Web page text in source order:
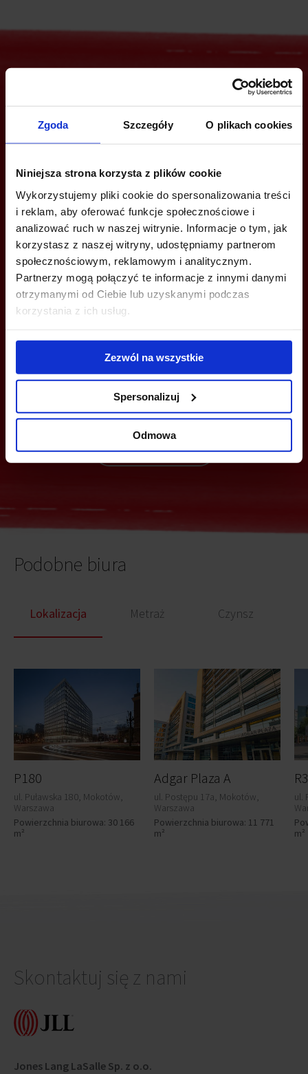
Zgoda Szczegóły O plikach cookies
Niniejsza strona korzysta z plików cookie
Wykorzystujemy pliki cookie do spersonalizowania treści
i reklam, aby oferować funkcje społecznościowe i
analizować ruch w naszej witrynie. Informacje o tym, jak
korzystasz z naszej witryny, udostępniamy partnerom
społecznościowym, reklamowym i analitycznym.
Partnerzy mogą połączyć te informacje z innymi danymi
otrzymanymi od Ciebie lub uzyskanymi podczas
korzystania z ich usług.
Zezwól na wszystkie
Spersonalizuj
Odmowa
Jesteś zainteresowany tą ofertą?
+48 22 167 04 00
info@bazabiur.pl
MOŻESZ TEŻ ZOSTAWIĆ SWÓJ NUMER, A MY SKONTAKTUJEMY SIĘ
Wyślij
Podobne biura
Lokalizacja Metraż Czynsz
P180
ul. Puławska 180, Mokotów,
Warszawa
Powierzchnia biurowa: 30 166
m²
Adgar Plaza A
ul. Postępu 17a, Mokotów,
Warszawa
Powierzchnia biurowa: 11 771
m²
ul.
m²
Skontaktuj się z nami
Jones Lang LaSalle Sp. z o.o.